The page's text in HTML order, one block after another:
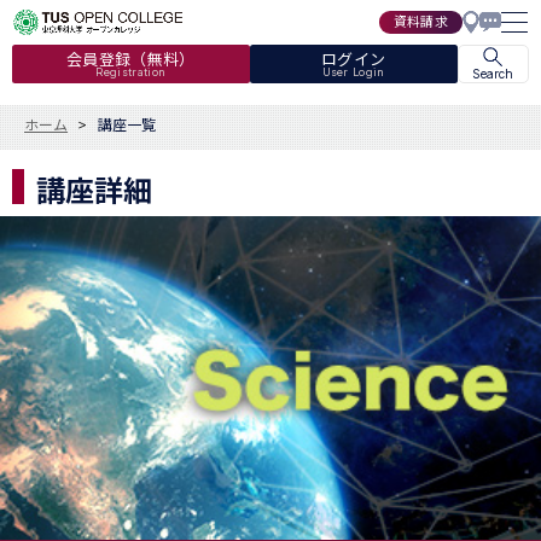
資料請求
会員登録（無料）
Registration
ログイン
User Login Search
ホーム 講座一覧
講座詳細